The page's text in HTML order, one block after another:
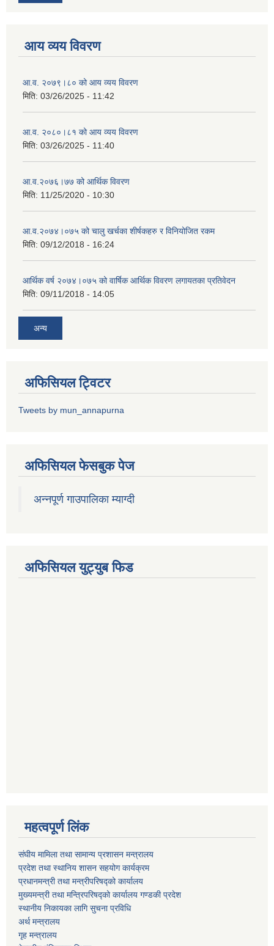
आय व्यय विवरण
आ.व. २०७९।८० को आय व्यय विवरण
मिति: 03/26/2025 - 11:42
आ.व. २०८०।८१ को आय व्यय विवरण
मिति: 03/26/2025 - 11:40
आ.व.२०७६।७७ को आर्थिक विवरण
मिति: 11/25/2020 - 10:30
आ.व.२०७४।०७५ को चालु खर्चका शीर्षकहरु र विनियोजित रकम
मिति: 09/12/2018 - 16:24
आर्थिक वर्ष २०७४।०७५ को वार्षिक आर्थिक विवरण लगायतका प्रतिवेदन
मिति: 09/11/2018 - 14:05
अन्य
अफिसियल ट्विटर
Tweets by mun_annapurna
अफिसियल फेसबुक पेज
अन्नपूर्ण गाउपालिका म्याग्दी
अफिसियल युट्युब फिड
महत्वपूर्ण लिंक
संघीय मामिला तथा सामान्य प्रशासन मन्त्रालय
प्रदेश तथा स्थानिय शासन सहयोग कार्यक्रम
प्रधानमन्त्री तथा मन्त्रीपरिषद्को कार्यालय
मुख्यमन्त्री तथा मन्त्रिपरिषद्को कार्यालय गण्डकी प्रदेश
स्थानीय निकायका लागि सुचना प्रविधि
अर्थ मन्त्रालय
गृह मन्त्रालय